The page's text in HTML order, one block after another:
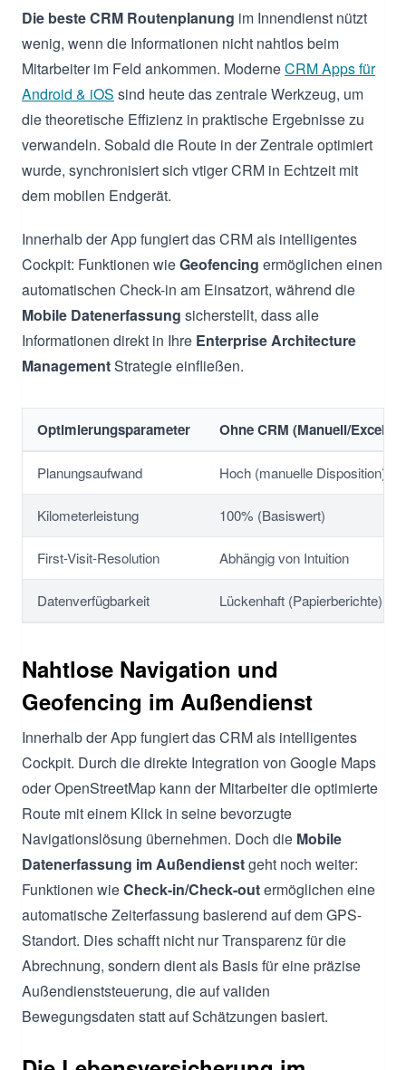
Die beste CRM Routenplanung im Innendienst nützt
wenig, wenn die Informationen nicht nahtlos beim
Mitarbeiter im Feld ankommen. ModerneCRM Apps für
Android & iOS sind heute das zentrale Werkzeug, um
die theoretische Effizienz in praktische Ergebnisse zu
verwandeln. Sobald die Route in der Zentrale optimiert
wurde, synchronisiert sich vtiger CRM in Echtzeit mit
dem mobilen Endgerät.
Innerhalb der App fungiert das CRM als intelligentes
Cockpit: Funktionen wieGeofencing ermöglichen einen
automatischen Check-in am Einsatzort, während die
Mobile Datenerfassung sicherstellt, dass alle
Informationen direkt in Ihre Enterprise Architecture
ManagementStrategie einfließen.
Optimierungsparameter Ohne CRM (Manuell/Excel)
Planungsaufwand Hoch (manuelle Disposition)
Kilometerleistung 100% (Basiswert)
First-Visit-Resolution Abhängig von Intuition
Datenverfügbarkeit Lückenhaft (Papierberichte)
Nahtlose Navigation und
Geofencing im Außendienst
Innerhalb der App fungiert das CRM als intelligentes
Cockpit. Durch die direkte Integration von Google Maps
oder OpenStreetMap kann der Mitarbeiter die optimierte
Route mit einem Klick in seine bevorzugte
Navigationslösung übernehmen. Doch die Mobile
Datenerfassung im Außendienstgeht noch weiter:
Funktionen wieCheck-in/Check-outermöglichen eine
automatische Zeiterfassung basierend auf dem GPS-
Standort. Dies schafft nicht nur Transparenz für die
Abrechnung, sondern dient als Basis für eine präzise
Außendienststeuerung, die auf validen
Bewegungsdaten statt auf Schätzungen basiert.